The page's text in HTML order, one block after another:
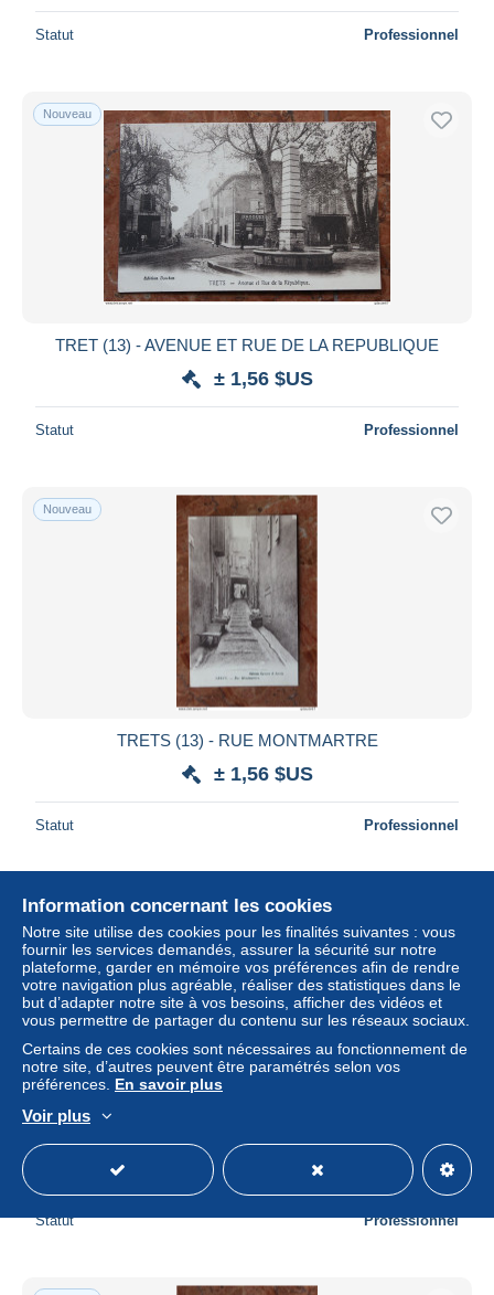
Statut Professionnel
Nouveau
TRET (13) - AVENUE ET RUE DE LA REPUBLIQUE
± 1,56 $US
Statut Professionnel
Nouveau
TRETS (13) - RUE MONTMARTRE
± 1,56 $US
Statut Professionnel
Nouveau
± 1,56 $US
Statut Professionnel
Information concernant les cookies
Notre site utilise des cookies pour les finalités suivantes : vous
fournir les services demandés, assurer la sécurité sur notre
plateforme, garder en mémoire vos préférences afin de rendre
votre navigation plus agréable, réaliser des statistiques dans le
but d’adapter notre site à vos besoins, afficher des vidéos et
vous permettre de partager du contenu sur les réseaux sociaux.
Certains de ces cookies sont nécessaires au fonctionnement de
notre site, d’autres peuvent être paramétrés selon vos
préférences. En savoir plus
Voir plus